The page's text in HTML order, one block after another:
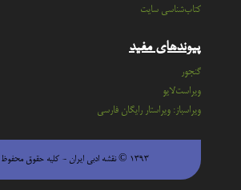
کتاب‌شناسی سایت
پیوندهای مفید
گنجور
ویراست‌لایو
ویراسباز: ویراستار رایگان فارسی
۱۳۹۳ © نقشه ادبی ایران - كليه حقوق محفوظ است، استفاده از مطالب با ذكر منبع بلامانع است.